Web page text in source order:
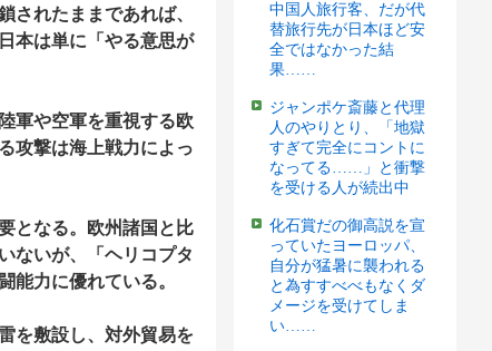
されたままであれば、
本は単に「やる意思が
軍や空軍を重視する欧
攻撃は海上戦力によっ
となる。欧州諸国と比
ないが、「ヘリコプタ
能力に優れている。
を敷設し、対外貿易を
中国人旅行客、だが代
替旅行先が日本ほど安
全ではなかった結
果……
ジャンポケ斎藤と代理
人のやりとり、「地獄
すぎて完全にコントに
なってる……」と衝撃
を受ける人が続出中
化石賞だの御高説を宣
っていたヨーロッパ、
自分が猛暑に襲われる
と為すすべべもなくダ
メージを受けてしま
い……